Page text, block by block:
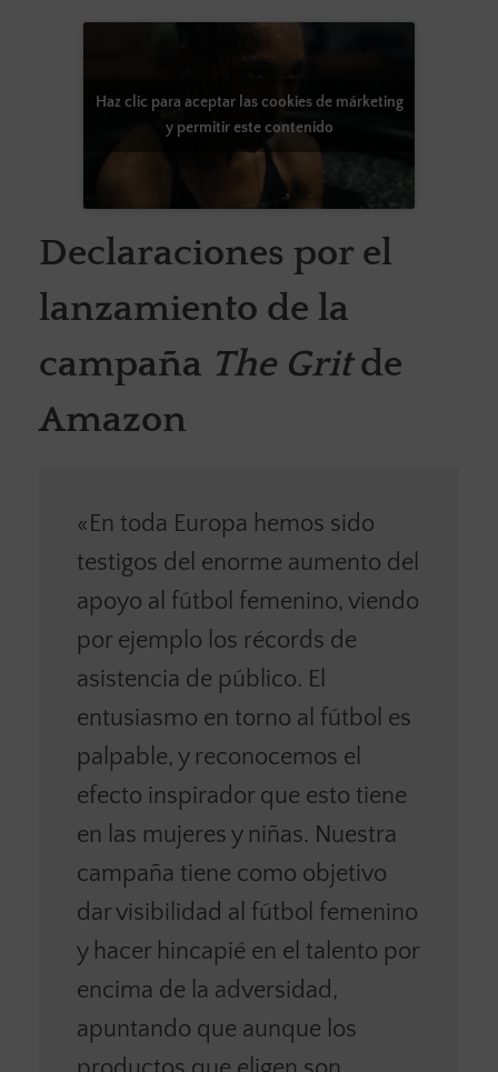
Haz clic para aceptar las cookies de márketing
y permitir este contenido
Declaraciones por el
lanzamiento de la
campaña The Gritde
Amazon
«En toda Europa hemos sido
testigos del enorme aumento del
apoyo al fútbol femenino, viendo
por ejemplo los récords de
asistencia de público. El
entusiasmo en torno al fútbol es
palpable, y reconocemos el
efecto inspirador que esto tiene
en las mujeres y niñas. Nuestra
campaña tiene como objetivo
dar visibilidad al fútbol femenino
y hacer hincapié en el talento por
encima de la adversidad,
apuntando que aunque los